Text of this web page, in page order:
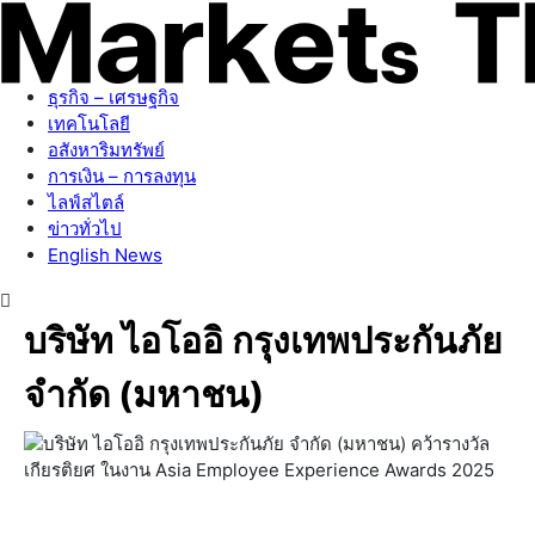
ธุรกิจ – เศรษฐกิจ
เทคโนโลยี
อสังหาริมทรัพย์
การเงิน – การลงทุน
ไลฟ์สไตล์
ข่าวทั่วไป
English News
บริษัท ไอโออิ กรุงเทพประกันภัย
จำกัด (มหาชน)